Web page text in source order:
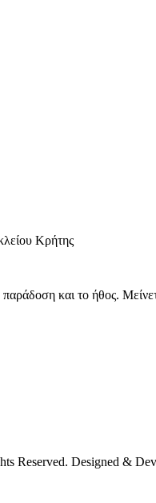
Κρήτης
και το ήθος.
Reserved. Designed &